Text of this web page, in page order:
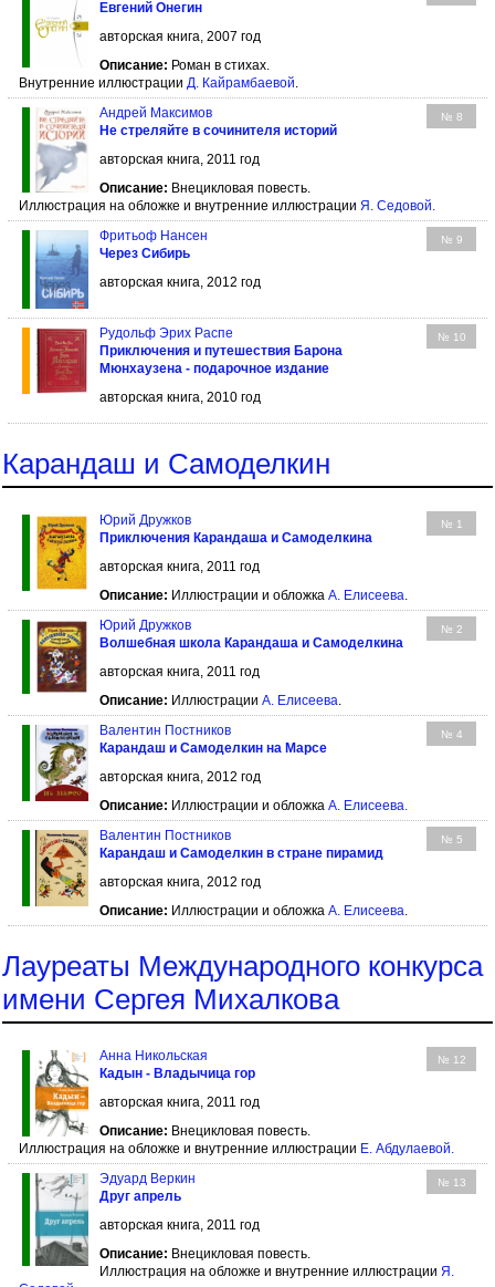
Евгений Онегин
авторская книга, 2007 год
Описание: Роман в стихах.
Внутренние иллюстрации Д. Кайрамбаевой
№ 8
Андрей Максимов
Не стреляйте в сочинителя историй
авторская книга, 2011 год
Описание: Внецикловая повесть.
Иллюстрация на обложке и внутренние иллюстрации Я. Седовой
№ 9
Фритьоф Нансен
Через Сибирь
авторская книга, 2012 год
№ 10
Рудольф Эрих Распе
Приключения и путешествия Барона
Мюнхаузена - подарочное издание
авторская книга, 2010 год
Карандаш и Самоделкин
№ 1
Юрий Дружков
Приключения Карандаша и Самоделкина
авторская книга, 2011 год
Описание: Иллюстрации и обложка А. Елисеева.
№ 2
Юрий Дружков
Волшебная школа Карандаша и Самоделкина
авторская книга, 2011 год
Описание: Иллюстрации А. Елисеева.
№ 4
Валентин Постников
Карандаш и Самоделкин на Марсе
авторская книга, 2012 год
Описание: Иллюстрации и обложка А. Елисеева.
№ 5
Валентин Постников
Карандаш и Самоделкин в стране пирамид
авторская книга, 2012 год
Описание: Иллюстрации и обложка А. Елисеева.
Лауреаты Международного конкурса
имени Сергея Михалкова
№ 12
Анна Никольская
Кадын - Владычица гор
авторская книга, 2011 год
Описание: Внецикловая повесть.
Иллюстрация на обложке и внутренние иллюстрации Е. Абдулаевой.
№ 13
Эдуард Веркин
Друг апрель
авторская книга, 2011 год
Описание: Внецикловая повесть.
Иллюстрация на обложке и внутренние иллюстрации Я.